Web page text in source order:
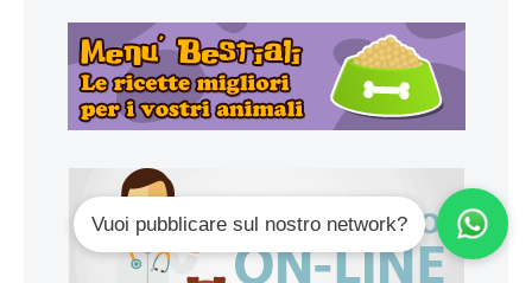
Vuoi pubblicare sul nostro network?